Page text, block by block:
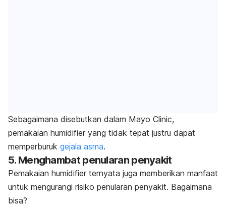
Sebagaimana disebutkan dalam Mayo Clinic,
pemakaian humidifier yang tidak tepat justru dapat
memperburuk gejala asma.
5. Menghambat penularan penyakit
Pemakaian humidifier ternyata juga memberikan manfaat
untuk mengurangi risiko penularan penyakit. Bagaimana
bisa?